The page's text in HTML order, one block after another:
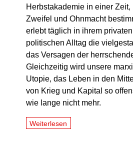
Herbstakademie in einer
Zweifel und Ohnmacht
erlebt täglich in ihrem
politischen Alltag die
das Versagen der
Gleichzeitig wird unsere
Utopie, das Leben in den
von Krieg und Kapital so
wie lange nicht mehr.
Weiterlesen